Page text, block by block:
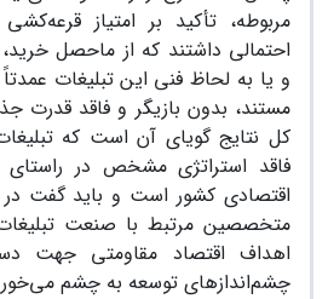
مربوطه، تأکید بر امتیاز
احتمالی داشتند که از ماحصل
و یا به لحاظ فنی این تبلیغات
مستند، بدون بازیگر و فاقد قدرت
کل نتایج گویای آن است که
فاقد استراتژی مشخص در راستای
اقتصادی کشور است و باید گفت در
متخصصین مرتبط با صنعت
اهداف اقتصاد مقاومتی جهت
چشم‌اندازهای توسعه به چشم